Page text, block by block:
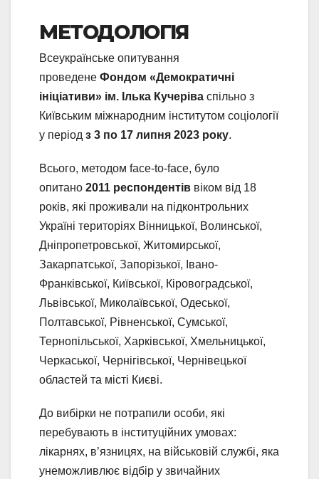
МЕТОДОЛОГІЯ
Всеукраїнське опитування
проведене Фондом «Демократичні
ініціативи» ім. Ілька Кучеріва спільно з
Київським міжнародним інститутом соціології
у період з 3 по 17 липня 2023 року.
Всього, методом face-to-face, було
опитано 2011 респондентів віком від 18
років, які проживали на підконтрольних
Україні територіях Вінницької, Волинської,
Дніпропетровської, Житомирської,
Закарпатської, Запорізької, Івано-
Франківської, Київської, Кіровоградської,
Львівської, Миколаївської, Одеської,
Полтавської, Рівненської, Сумської,
Тернопільської, Харківської, Хмельницької,
Черкаської, Чернігівської, Чернівецької
областей та місті Києві.
До вибірки не потрапили особи, які
перебувають в інституційних умовах:
лікарнях, в’язницях, на військовій службі, яка
унеможливлює відбір у звичайних